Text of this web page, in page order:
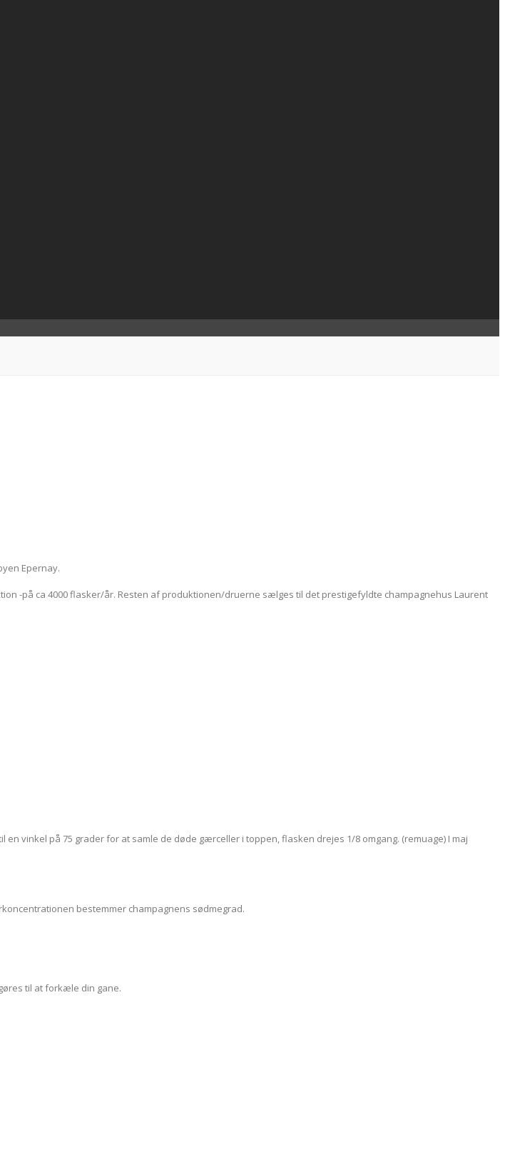
Epernay.
-på ca 4000 flasker/år. Resten af produktionen/druerne sælges til det prestigefyldte champagnehus Laurent
vinkel på 75 grader for at samle de døde gærceller i toppen, flasken drejes 1/8 omgang. (remuage) I maj
bestemmer champagnens sødmegrad.
til at forkæle din gane.